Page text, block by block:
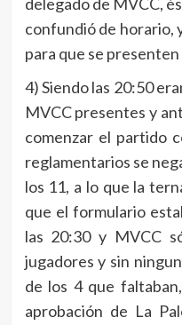
delegado de MVCC,
confundió de horario,
para que se
4) Siendo las 20:50
MVCC presentes y
comenzar el partido
reglamentarios se
los 11, a lo que la
que el formulario
las 20:30 y MVCC
jugadores y sin
de los 4 que
aprobación de La